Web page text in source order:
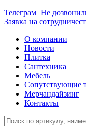
Телеграм Не
Заявка на
О компании
Новости
Плитка
Сантехника
Мебель
Сопутствующие
Мерчандайзинг
Контакты